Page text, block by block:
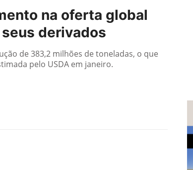
na oferta global
derivados
de 383,2 milhões de toneladas, o que
pelo USDA em janeiro.